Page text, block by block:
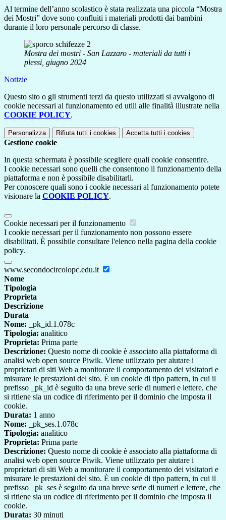
Al termine dell’anno scolastico è stata realizzata una piccola “Mostra
dei Mostri” dove sono confluiti i materiali prodotti dai bambini
durante il loro personale percorso di classe.
Mostra dei mostri - San Lazzaro - materiali da tutti i
plessi, giugno 2024
Notizie
Questo sito o gli strumenti terzi da questo utilizzati si avvalgono di
cookie necessari al funzionamento ed utili alle finalità illustrate nella
COOKIE POLICY.
Personalizza Rifiuta tutti i cookies Accetta tutti i cookies
Gestione cookie
In questa schermata è possibile scegliere quali cookie consentire.
I cookie necessari sono quelli che consentono il funzionamento della
piattaforma e non è possibile disabilitarli.
Per conoscere quali sono i cookie necessari al funzionamento potete
visionare la COOKIE POLICY.
Cookie necessari per il funzionamento
I cookie necessari per il funzionamento non possono essere
disabilitati. È possibile consultare l'elenco nella pagina della cookie
policy.
www.secondocircolopc.edu.it
Nome
Tipologia
Proprieta
Descrizione
Durata
Nome: _pk_id.1.078c
Tipologia: analitico
Proprieta: Prima parte
Descrizione: Questo nome di cookie è associato alla piattaforma di
analisi web open source Piwik. Viene utilizzato per aiutare i
proprietari di siti Web a monitorare il comportamento dei visitatori e
misurare le prestazioni del sito. È un cookie di tipo pattern, in cui il
prefisso _pk_id è seguito da una breve serie di numeri e lettere, che
si ritiene sia un codice di riferimento per il dominio che imposta il
cookie.
Durata: 1 anno
Nome: _pk_ses.1.078c
Tipologia: analitico
Proprieta: Prima parte
Descrizione: Questo nome di cookie è associato alla piattaforma di
analisi web open source Piwik. Viene utilizzato per aiutare i
proprietari di siti Web a monitorare il comportamento dei visitatori e
misurare le prestazioni del sito. È un cookie di tipo pattern, in cui il
prefisso _pk_ses è seguito da una breve serie di numeri e lettere, che
si ritiene sia un codice di riferimento per il dominio che imposta il
cookie.
Durata: 30 minuti